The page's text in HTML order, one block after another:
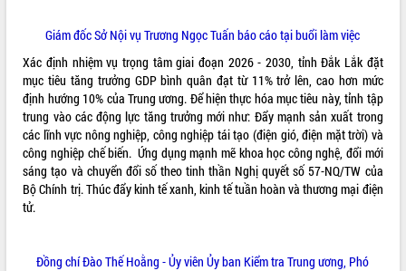
Thứ trưởng Bộ Nông nghiệp và Môi
vùng trồng và doanh nghiệp đóng gói
sầu riêng tại Đắk Lắk
Trình diễn nghệ thuật chế biến các
món ăn từ sầu riêng
Đắk Lắk công bố Quy hoạch và xúc
tiến đầu tư tỉnh
Ngành cá ngừ Đắk Lắk chủ động thích
ứng để giữ vững thị trường xuất khẩu
Giám đốc Sở Nội vụ Trương Ngọc Tuấn báo cáo tại buổi làm việc
Xác định nhiệm vụ trọng tâm giai đoạn 2026 - 2030, tỉnh Đắk Lắk đặt
mục tiêu tăng trưởng GDP bình quân đạt từ 11% trở lên, cao hơn mức
định hướng 10% của Trung ương. Để hiện thực hóa mục tiêu này, tỉnh tập
trung vào các động lực tăng trưởng mới như: Đẩy mạnh sản xuất trong
các lĩnh vực nông nghiệp, công nghiệp tái tạo (điện gió, điện mặt trời) và
công nghiệp chế biến. Ứng dụng mạnh mẽ khoa học công nghệ, đổi mới
sáng tạo và chuyển đổi số theo tinh thần Nghị quyết số 57-NQ/TW của
Bộ Chính trị. Thúc đẩy kinh tế xanh, kinh tế tuần hoàn và thương mại điện
tử.
Đồng chí Đào Thế Hoằng - Ủy viên Ủy ban Kiểm tra Trung ương, Phó